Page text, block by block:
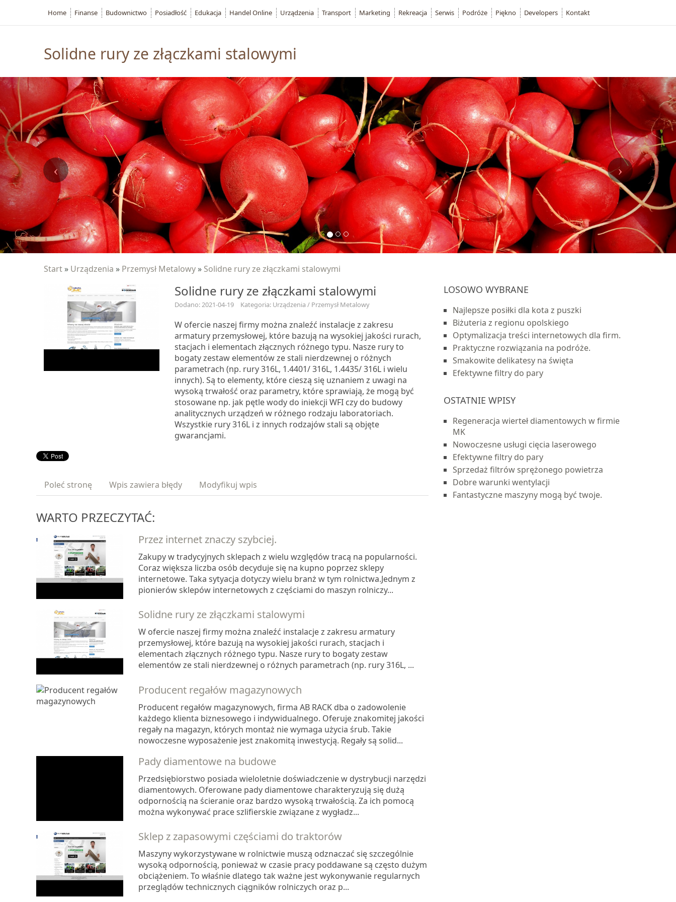
Solidne rury ze złączkami stalowymi
Start » Urządzenia » Przemysł Metalowy » Solidne rury ze złączkami stalowymi
Solidne rury ze złączkami stalowymi
Dodano: 2021-04-19 Kategoria: Urządzenia / Przemysł Metalowy
W ofercie naszej firmy można znaleźć instalacje z zakresu
armatury przemysłowej, które bazują na wysokiej jakości rurach,
stacjach i elementach złącznych różnego typu. Nasze rury to
bogaty zestaw elementów ze stali nierdzewnej o różnych
parametrach (np. rury 316L, 1.4401/ 316L, 1.4435/ 316L i wielu
innych). Są to elementy, które cieszą się uznaniem z uwagi na
wysoką trwałość oraz parametry, które sprawiają, że mogą być
stosowane np. jak pętle wody do iniekcji WFI czy do budowy
analitycznych urządzeń w różnego rodzaju laboratoriach.
Wszystkie rury 316L i z innych rodzajów stali są objęte
gwarancjami.
Poleć stronę Wpis zawiera błędy Modyfikuj wpis
WARTO PRZECZYTAĆ:
Przez internet znaczy szybciej.
Zakupy w tradycyjnych sklepach z wielu względów tracą na popularności.
Coraz większa liczba osób decyduje się na kupno poprzez sklepy
internetowe. Taka sytyacja dotyczy wielu branż w tym rolnictwa.Jednym z
pionierów sklepów internetowych z częściami do maszyn rolniczy...
Solidne rury ze złączkami stalowymi
W ofercie naszej firmy można znaleźć instalacje z zakresu armatury
przemysłowej, które bazują na wysokiej jakości rurach, stacjach i
elementach złącznych różnego typu. Nasze rury to bogaty zestaw
elementów ze stali nierdzewnej o różnych parametrach (np. rury 316L, ...
Producent regałów magazynowych
Producent regałów magazynowych, firma AB RACK dba o zadowolenie
każdego klienta biznesowego i indywidualnego. Oferuje znakomitej jakości
regały na magazyn, których montaż nie wymaga użycia śrub. Takie
nowoczesne wyposażenie jest znakomitą inwestycją. Regały są solid...
Pady diamentowe na budowe
Przedsiębiorstwo posiada wieloletnie doświadczenie w dystrybucji narzędzi
diamentowych. Oferowane pady diamentowe charakteryzują się dużą
odpornością na ścieranie oraz bardzo wysoką trwałością. Za ich pomocą
można wykonywać prace szlifierskie związane z wygładz...
Sklep z zapasowymi częściami do traktorów
Maszyny wykorzystywane w rolnictwie muszą odznaczać się szczególnie
wysoką odpornością, ponieważ w czasie pracy poddawane są często dużym
obciążeniem. To właśnie dlatego tak ważne jest wykonywanie regularnych
przeglądów technicznych ciągników rolniczych oraz p...
LOSOWO WYBRANE
Najlepsze posiłki dla kota z puszki
Biżuteria z regionu opolskiego
Optymalizacja treści internetowych dla firm.
Praktyczne rozwiązania na podróże.
Smakowite delikatesy na święta
Efektywne filtry do pary
OSTATNIE WPISY
Regeneracja wierteł diamentowych w firmie
MK
Nowoczesne usługi cięcia laserowego
Efektywne filtry do pary
Sprzedaż filtrów sprężonego powietrza
Dobre warunki wentylacji
Fantastyczne maszyny mogą być twoje.
Home Finanse Budownictwo Posiadłość Edukacja Handel Online Urządzenia Transport Marketing Rekreacja Serwis Podróże Piękno Developers Kontakt